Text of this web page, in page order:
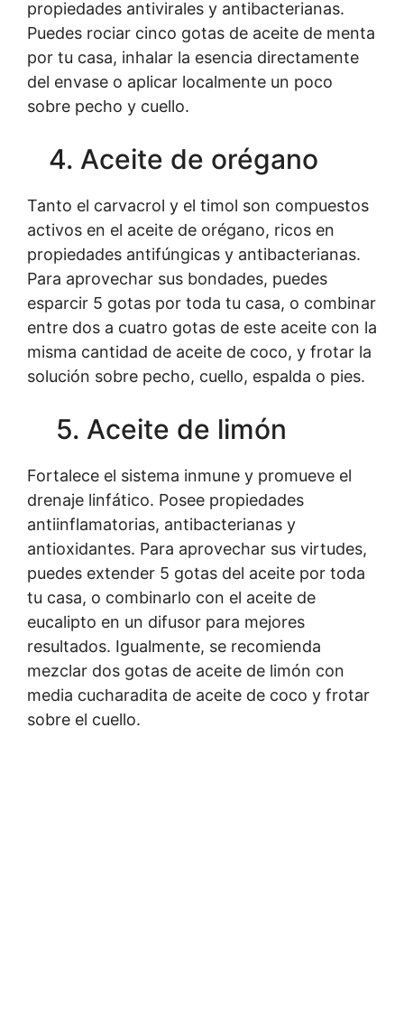
propiedades antivirales y antibacterianas.
Puedes rociar cinco gotas de aceite de menta
por tu casa, inhalar la esencia directamente
del envase o aplicar localmente un poco
sobre pecho y cuello.
4. Aceite de orégano
Tanto el carvacrol y el timol son compuestos
activos en el aceite de orégano, ricos en
propiedades antifúngicas y antibacterianas.
Para aprovechar sus bondades, puedes
esparcir 5 gotas por toda tu casa, o combinar
entre dos a cuatro gotas de este aceite con la
misma cantidad de aceite de coco, y frotar la
solución sobre pecho, cuello, espalda o pies.
5. Aceite de limón
Fortalece el sistema inmune y promueve el
drenaje linfático. Posee propiedades
antiinflamatorias, antibacterianas y
antioxidantes. Para aprovechar sus virtudes,
puedes extender 5 gotas del aceite por toda
tu casa, o combinarlo con el aceite de
eucalipto en un difusor para mejores
resultados. Igualmente, se recomienda
mezclar dos gotas de aceite de limón con
media cucharadita de aceite de coco y frotar
sobre el cuello.